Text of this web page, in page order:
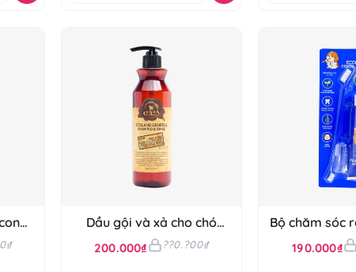
Dầu gội và xả cho chó
Budle'Budle
200.000₫ ??0.?00₫
Bộ chăm sóc
190.000₫